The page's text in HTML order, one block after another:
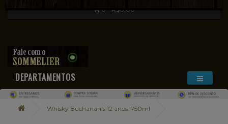
0 - R$0,00
DEPARTAMENTOS
Whisky Buchanan's 12 anos. 750ml